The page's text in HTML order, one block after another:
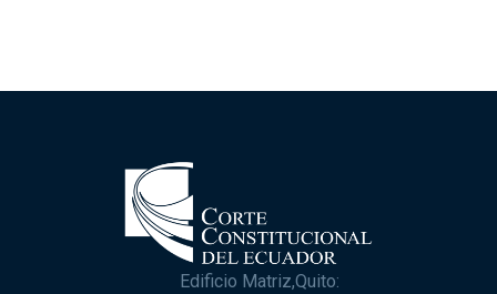
Edificio Matriz,Quito: